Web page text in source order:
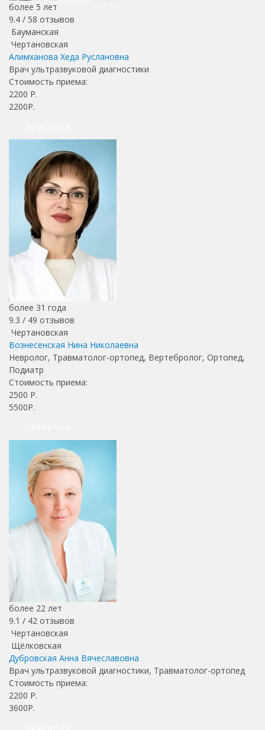
более 5 лет
9.4 / 58 отзывов
Бауманская
Чертановская
Алимханова Хеда Руслановна
Врач ультразвуковой диагностики
Стоимость приема:
2200 Р.
2200Р.
более 31 года
9.3 / 49 отзывов
Чертановская
Вознесенская Нина Николаевна
Невролог, Травматолог-ортопед, Вертебролог, Ортопед,
Подиатр
Стоимость приема:
2500 Р.
5500Р.
более 22 лет
9.1 / 42 отзывов
Чертановская
Щёлковская
Дубровская Анна Вячеславовна
Врач ультразвуковой диагностики, Травматолог-ортопед
Стоимость приема:
2200 Р.
3600Р.